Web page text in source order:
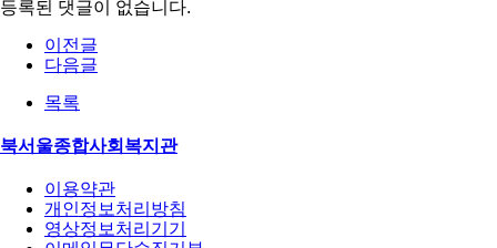
등록된 댓글이 없습니다.
이전글
다음글
목록
북서울종합사회복지관
이용약관
개인정보처리방침
영상정보처리기기